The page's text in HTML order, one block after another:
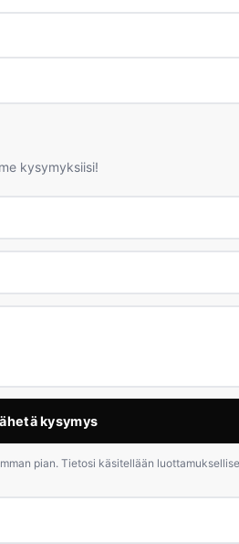
kysymyksiisi!
kysymys
pian. Tietosi käsitellään